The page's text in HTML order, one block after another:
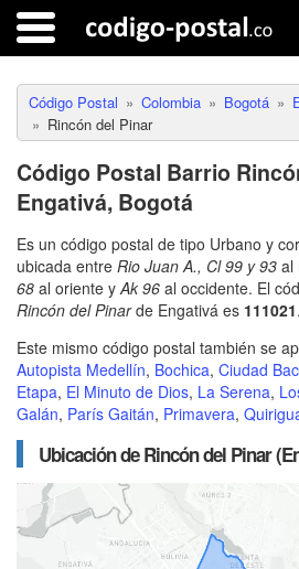
Código Postal Colombia Bogotá
Rincón del Pinar
Código Postal Barrio
Engativá, Bogotá
Es un código postal de tipo Urbano y
ubicada entre Rio Juan A., Cl 99 y 93 al
68 al oriente yAk 96 al occidente. El
Rincón del Pinarde Engativá es 111021.
Este mismo código postal también se
Autopista Medellín, Bochica, Ciudad
Etapa, El Minuto de Dios, La Serena,
Galán, París Gaitán, Primavera,
Ubicación de Rincón del Pinar